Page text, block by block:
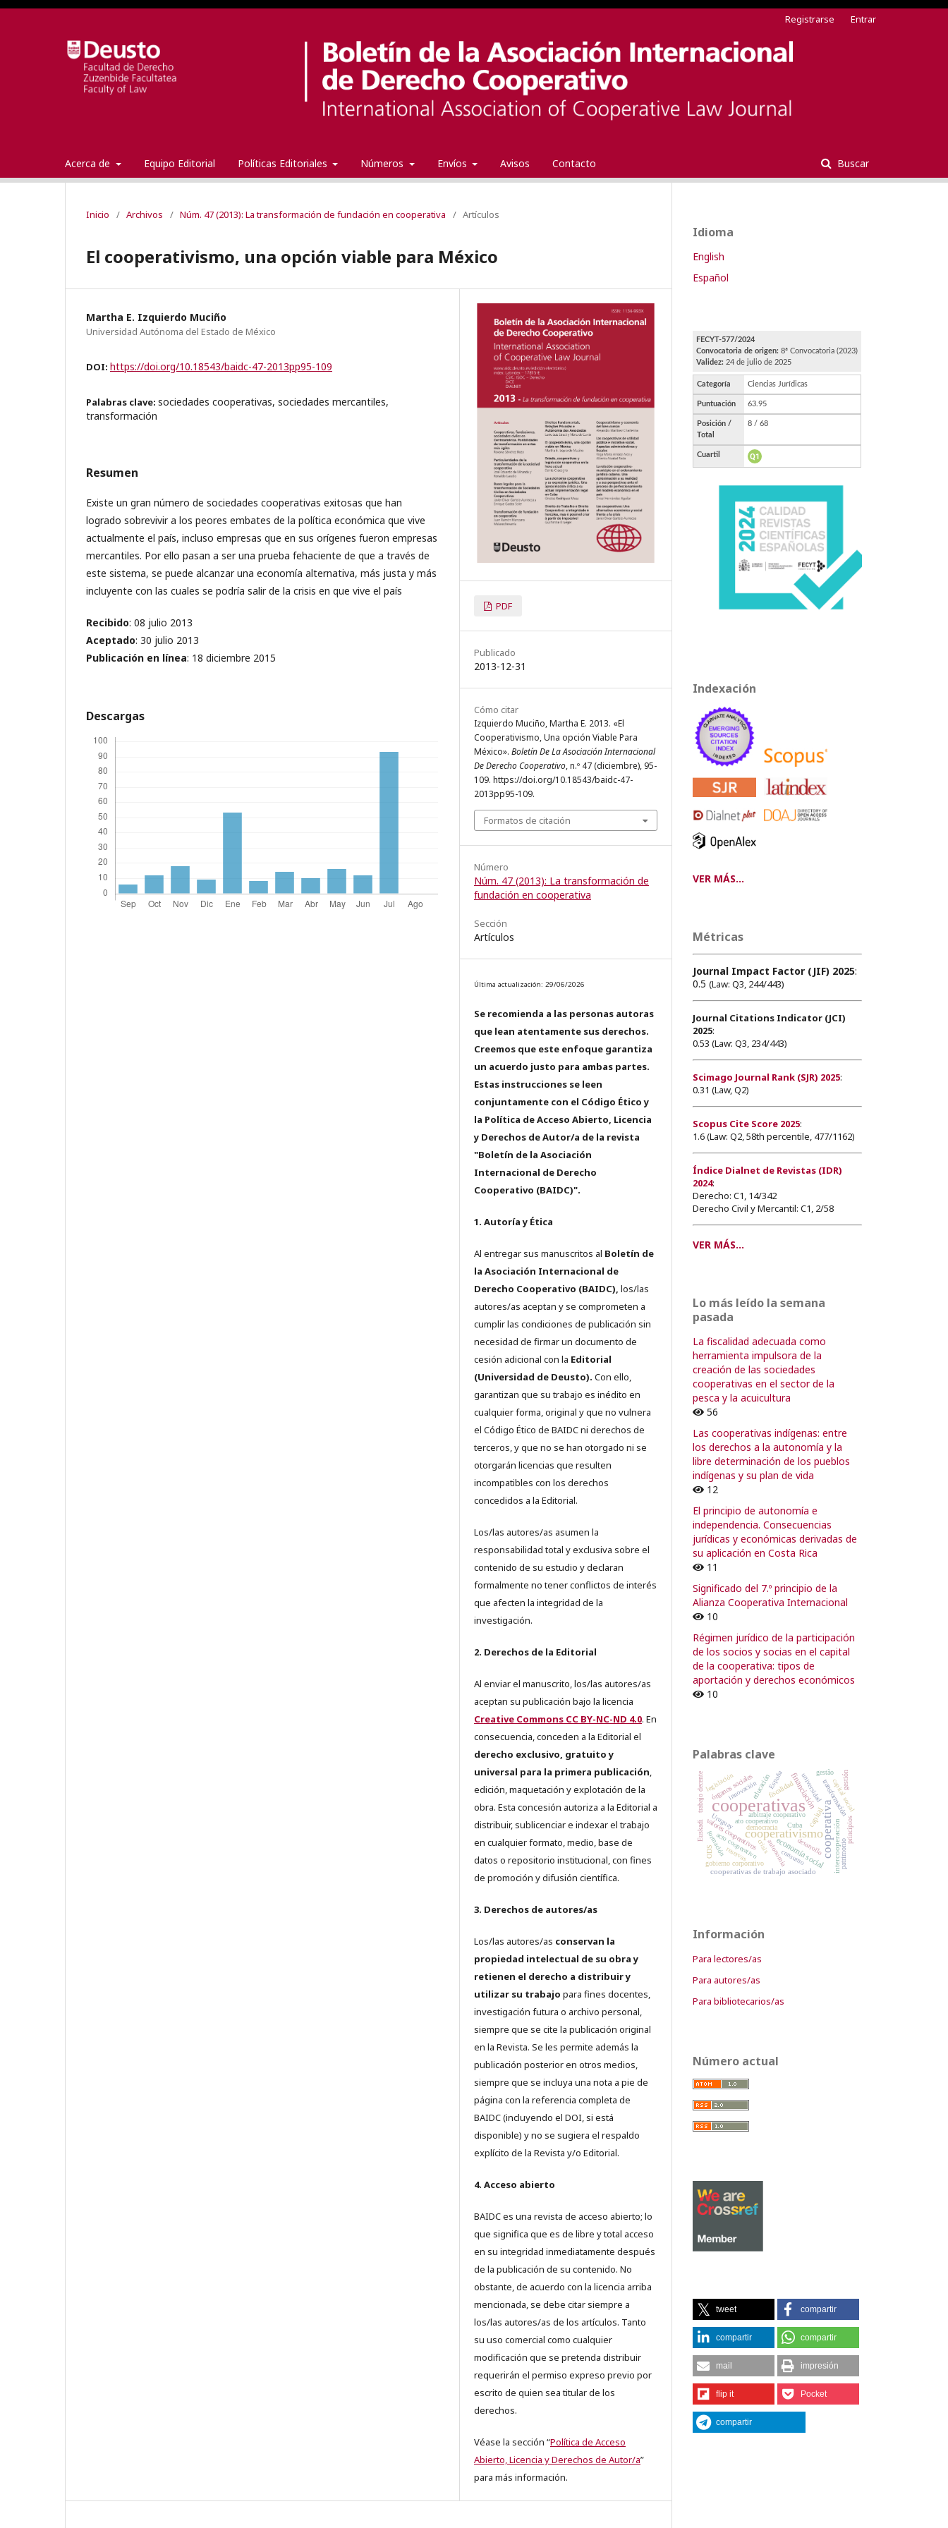
Acerca de Equipo Editorial Políticas Editoriales Números Envíos Avisos Contacto Buscar
Registrarse Entrar
Inicio / Archivos / Núm. 47 (2013): La transformación de fundación en cooperativa / Artículos
El cooperativismo, una opción viable para México
Martha E. Izquierdo Muciño
Universidad Autónoma del Estado de México
DOI: https://doi.org/10.18543/baidc-47-2013pp95-109
Palabras clave: sociedades cooperativas, sociedades mercantiles,
transformación
Resumen
Existe un gran número de sociedades cooperativas exitosas que han
logrado sobrevivir a los peores embates de la política económica que vive
actualmente el país, incluso empresas que en sus orígenes fueron empresas
mercantiles. Por ello pasan a ser una prueba fehaciente de que a través de
este sistema, se puede alcanzar una economía alternativa, más justa y más
incluyente con las cuales se podría salir de la crisis en que vive el país
Recibido: 08 julio 2013
Aceptado: 30 julio 2013
Publicación en línea: 18 diciembre 2015
Descargas
PDF
Publicado
2013-12-31
Cómo citar
Izquierdo Muciño, Martha E. 2013. «El
Cooperativismo, Una opción Viable Para
México». Boletín De La Asociación Internacional
De Derecho Cooperativo, n.º 47 (diciembre), 95-
109. https://doi.org/10.18543/baidc-47-
2013pp95-109.
Formatos de citación
Número
Núm. 47 (2013): La transformación de
fundación en cooperativa
Sección
Artículos
Última actualización: 29/06/2026
Se recomienda a las personas autoras
que lean atentamente sus derechos.
Creemos que este enfoque garantiza
un acuerdo justo para ambas partes.
Estas instrucciones se leen
conjuntamente con el Código Ético y
la Política de Acceso Abierto, Licencia
y Derechos de Autor/a de la revista
"Boletín de la Asociación
Internacional de Derecho
Cooperativo (BAIDC)".
1. Autoría y Ética
Al entregar sus manuscritos al Boletín de
la Asociación Internacional de
Derecho Cooperativo (BAIDC), los/las
autores/as aceptan y se comprometen a
cumplir las condiciones de publicación sin
necesidad de firmar un documento de
cesión adicional con la Editorial
(Universidad de Deusto). Con ello,
garantizan que su trabajo es inédito en
cualquier forma, original y que no vulnera
el Código Ético de BAIDC ni derechos de
terceros, y que no se han otorgado ni se
otorgarán licencias que resulten
incompatibles con los derechos
concedidos a la Editorial.
Los/las autores/as asumen la
responsabilidad total y exclusiva sobre el
contenido de su estudio y declaran
formalmente no tener conflictos de interés
que afecten la integridad de la
investigación.
2. Derechos de la Editorial
Al enviar el manuscrito, los/las autores/as
aceptan su publicación bajo la licencia
Creative Commons CC BY-NC-ND 4.0. En
consecuencia, conceden a la Editorial el
derecho exclusivo, gratuito y
universal para la primera publicación,
edición, maquetación y explotación de la
obra. Esta concesión autoriza a la Editorial a
distribuir, sublicenciar e indexar el trabajo
en cualquier formato, medio, base de
datos o repositorio institucional, con fines
de promoción y difusión científica.
3. Derechos de autores/as
Los/las autores/as conservan la
propiedad intelectual de su obra y
retienen el derecho a distribuir y
utilizar su trabajo para fines docentes,
investigación futura o archivo personal,
siempre que se cite la publicación original
en la Revista. Se les permite además la
publicación posterior en otros medios,
siempre que se incluya una nota a pie de
página con la referencia completa de
BAIDC (incluyendo el DOI, si está
disponible) y no se sugiera el respaldo
explícito de la Revista y/o Editorial.
4. Acceso abierto
BAIDC es una revista de acceso abierto; lo
que significa que es de libre y total acceso
en su integridad inmediatamente después
de la publicación de su contenido. No
obstante, de acuerdo con la licencia arriba
mencionada, se debe citar siempre a
los/las autores/as de los artículos. Tanto
su uso comercial como cualquier
modificación que se pretenda distribuir
requerirán el permiso expreso previo por
escrito de quien sea titular de los
derechos.
Véase la sección “Política de Acceso
Abierto, Licencia y Derechos de Autor/a”
para más información.
Idioma
English
Español
Indexación
VER MÁS...
Métricas
Journal Impact Factor (JIF) 2025:
0.5 (Law: Q3, 244/443)
Journal Citations Indicator (JCI)
2025:
0.53 (Law: Q3, 234/443)
Scimago Journal Rank (SJR) 2025:
0.31 (Law, Q2)
Scopus Cite Score 2025:
1.6 (Law: Q2, 58th percentile, 477/1162)
Índice Dialnet de Revistas (IDR)
2024:
Derecho: C1, 14/342
Derecho Civil y Mercantil: C1, 2/58
VER MÁS...
Lo más leído la semana
pasada
La fiscalidad adecuada como
herramienta impulsora de la
creación de las sociedades
cooperativas en el sector de la
pesca y la acuicultura
56
Las cooperativas indígenas: entre
los derechos a la autonomía y la
libre determinación de los pueblos
indígenas y su plan de vida
12
El principio de autonomía e
independencia. Consecuencias
jurídicas y económicas derivadas de
su aplicación en Costa Rica
11
Significado del 7.º principio de la
Alianza Cooperativa Internacional
10
Régimen jurídico de la participación
de los socios y socias en el capital
de la cooperativa: tipos de
aportación y derechos económicos
10
Palabras clave
cooperativas
cooperativismocooperativa
economía social
financiación
capital
cooperativas de trabajo asociado intercooperación
valores cooperativos
fiscalidad transformación
educación
órganos sociales
democracia
innovación
acto cooperativo desarrollo
capital social
universidad
Cuba
autonomía
legislación
Uruguay arbitraje cooperativo
trabajo decente
crisis
España
formación
Euskadi
gobierno corporativo patrimonio
ato cooperativo principios
reservas consumo
gestão gestión
ODS
Información
Para lectores/as
Para autores/as
Para bibliotecarios/as
Número actual
tweet compartir
compartir compartir
mail impresión
flip it Pocket
compartir